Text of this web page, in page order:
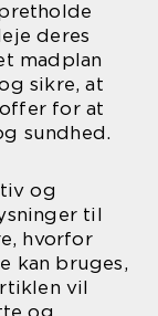
deres
madplan
sikre, at
for at
sundhed.
og
til
hvorfor
kan bruges,
vil